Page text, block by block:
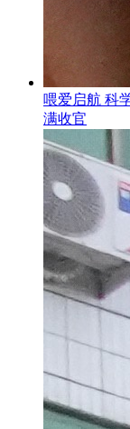
喂爱启航 科
满收官